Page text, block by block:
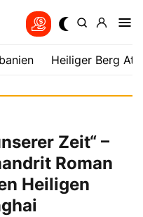
Heiliger Berg
Zeit“ –
Roman
Heiligen